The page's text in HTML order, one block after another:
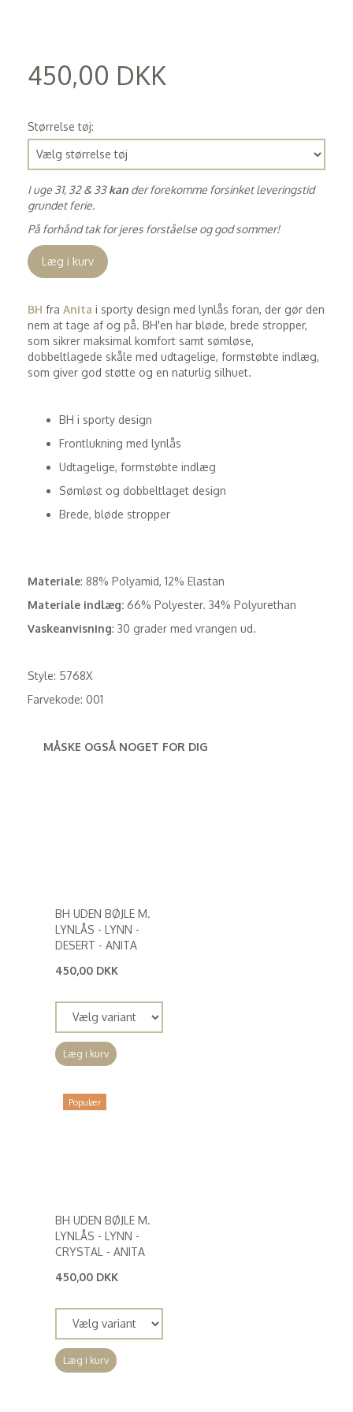
450,00 DKK
Størrelse tøj:
I uge 31, 32 & 33kan der forekomme forsinket leveringstid
grundet ferie.
På forhånd tak for jeres forståelse og god sommer!
Læg i kurv
BH fra Anita i sporty design med lynlås foran, der gør den
nem at tage af og på. BH'en har bløde, brede stropper,
som sikrer maksimal komfort samt sømløse,
dobbeltlagede skåle med udtagelige, formstøbte indlæg,
som giver god støtte og en naturlig silhuet.
BH i sporty design
Frontlukning med lynlås
Udtagelige, formstøbte indlæg
Sømløst og dobbeltlaget design
Brede, bløde stropper
Materiale: 88% Polyamid, 12% Elastan
Materiale indlæg: 66% Polyester. 34% Polyurethan
Vaskeanvisning: 30 grader med vrangen ud.
Style: 5768X
Farvekode: 001
MÅSKE OGSÅ NOGET FOR DIG
BH UDEN BØJLE M.
LYNLÅS - LYNN -
DESERT - ANITA
450,00 DKK
Læg i kurv
Populær
BH UDEN BØJLE M.
LYNLÅS - LYNN -
CRYSTAL - ANITA
450,00 DKK
Læg i kurv